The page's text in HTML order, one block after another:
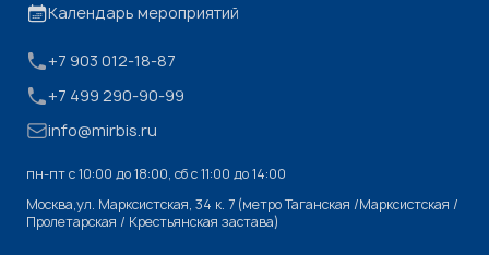
Календарь мероприятий
+7 903 012-18-87
+7 499 290-90-99
info@mirbis.ru
пн-пт с 10:00 до 18:00, cб с 11:00 до 14:00
Москва,ул. Марксистская, 34 к. 7 (метро Таганская /Марксистская /
Пролетарская / Крестьянская застава)